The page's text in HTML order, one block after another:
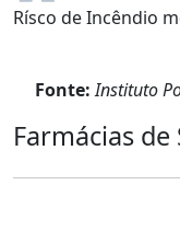
Rísco de Incêndio
Fonte: Instituto
Farmácias de